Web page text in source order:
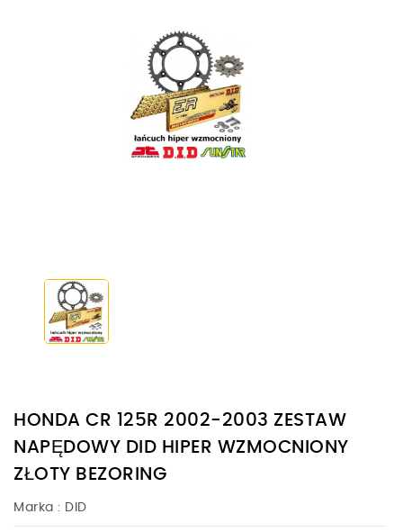
HONDA CR 125R 2002-2003 ZESTAW
NAPĘDOWY DID HIPER WZMOCNIONY
ZŁOTY BEZORING
Marka : DID